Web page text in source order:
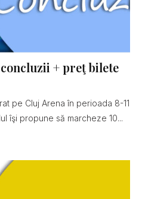
+ preţ bilete
pe Cluj Arena în perioada 8-11
îşi propune să marcheze 10...